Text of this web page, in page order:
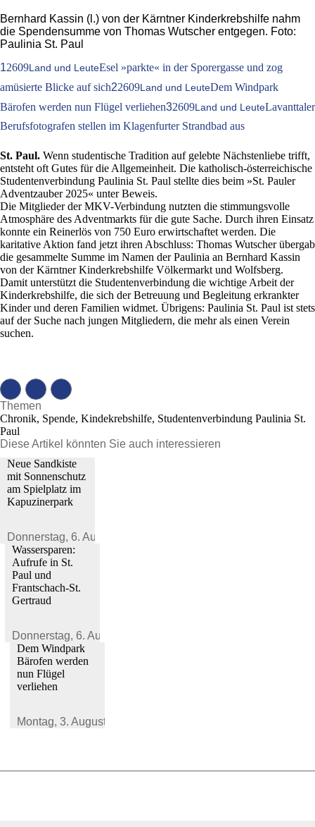
Bernhard Kassin (l.) von der Kärntner Kinderkrebshilfe nahm
die Spendensumme von Thomas Wutscher entgegen. Foto:
Paulinia St. Paul
12609Land und LeuteEsel »parkte« in der Sporergasse und zog
amüsierte Blicke auf sich22609Land und LeuteDem Windpark
Bärofen werden nun Flügel verliehen32609Land und LeuteLavanttaler
Berufsfotografen stellen im Klagenfurter Strandbad aus
St. Paul. Wenn studentische Tradition auf gelebte Nächstenliebe trifft,
entsteht oft Gutes für die Allgemeinheit. Die katholisch-österreichische
Studentenverbindung Paulinia St. Paul stellte dies beim »St. Pauler
Adventzauber 2025« unter Beweis.
Die Mitglieder der MKV-Verbindung nutzten die stimmungsvolle
Atmosphäre des Adventmarkts für die gute Sache. Durch ihren Einsatz
konnte ein Reinerlös von 750 Euro erwirtschaftet werden. Die
karitative Aktion fand jetzt ihren Abschluss: Thomas Wutscher übergab
die gesammelte Summe im Namen der Paulinia an Bernhard Kassin
von der Kärntner Kinderkrebshilfe Völkermarkt und Wolfsberg.
Damit unterstützt die Studentenverbindung die wichtige Arbeit der
Kinderkrebshilfe, die sich der Betreuung und Begleitung erkrankter
Kinder und deren Familien widmet. Übrigens: Paulinia St. Paul ist stets
auf der Suche nach jungen Mitgliedern, die mehr als einen Verein
suchen.
Themen
Chronik, Spende, Kindekrebshilfe, Studentenverbindung Paulinia St.
Paul
Diese Artikel könnten Sie auch interessieren
Neue Sandkiste
mit Sonnenschutz
am Spielplatz im
Kapuzinerpark
Donnerstag, 6. August 2026
Wassersparen:
Aufrufe in St.
Paul und
Frantschach-St.
Gertraud
Donnerstag, 6. August 2026
Dem Windpark
Bärofen werden
nun Flügel
verliehen
Montag, 3. August 2026